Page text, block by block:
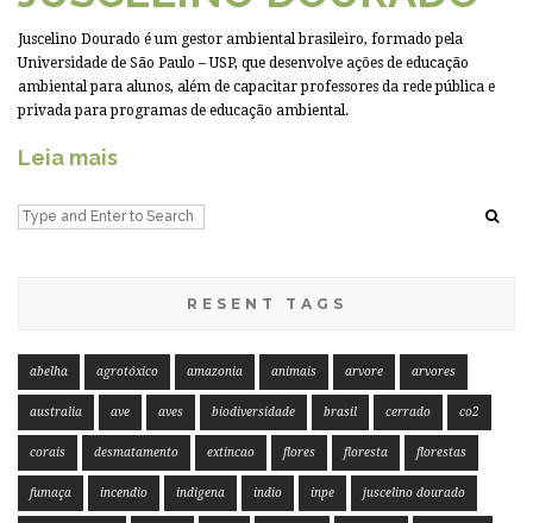
Juscelino Dourado é um gestor ambiental brasileiro, formado pela
Universidade de São Paulo – USP, que desenvolve ações de educação
ambiental para alunos, além de capacitar professores da rede pública e
privada para programas de educação ambiental.
Leia mais
RESENT TAGS
abelha agrotóxico amazonia animais arvore arvores
australia ave aves biodiversidade brasil cerrado co2
corais desmatamento extincao flores floresta florestas
fumaça incendio indigena indio inpe juscelino dourado